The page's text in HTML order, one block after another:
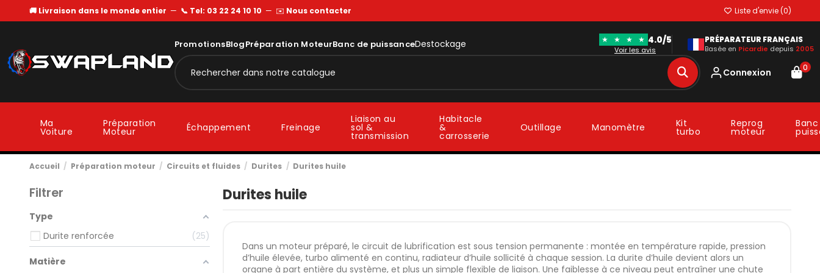
🚚 Livraison dans le monde entier — 📞 Tel: 03 22 24 10 10 — ✉️ Nous contacter Liste d'envie (0)
PromotionsBlogPréparation MoteurBanc de puissanceDestockage ★ ★ ★ ★ 4.0/5
Voir les avis
PRÉPARATEUR FRANÇAIS
Basée en Picardie depuis 2005
Connexion 0
Ma
Voiture
Préparation
Moteur Échappement Freinage
Liaison au
sol &
transmission
Habitacle
&
carrosserie
Outillage Manomètre Kit
turbo
Reprog
moteur
Accueil Préparation moteur Circuits et fluides Durites Durites huile
Durites huile
Dans un moteur préparé, le circuit de lubrification est sous tension permanente : montée en température rapide, pression
d’huile élevée, turbo alimenté en continu, radiateur d’huile sollicité à chaque session. La durite d’huile devient alors un
organe à part entière du système, et plus un simple flexible de liaison. Une faiblesse à ce niveau peut entraîner une chute
Filtrer
Type
Durite renforcée
25
Matière